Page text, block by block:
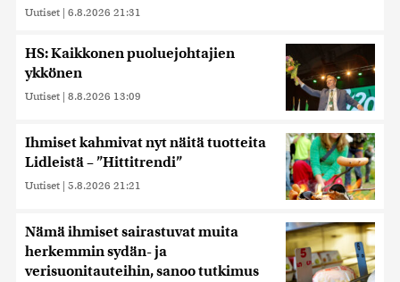
Uutiset | 6.8.2026 21:31
HS: Kaikkonen puoluejohtajien
ykkönen
Uutiset | 8.8.2026 13:09
Ihmiset kahmivat nyt näitä tuotteita
Lidleistä – ”Hittitrendi”
Uutiset | 5.8.2026 21:21
Nämä ihmiset sairastuvat muita
herkemmin sydän- ja
verisuonitauteihin, sanoo tutkimus